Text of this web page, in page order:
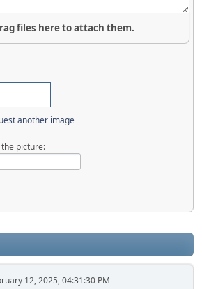
files here to attach them.
another image
picture:
12, 2025, 04:31:30 PM